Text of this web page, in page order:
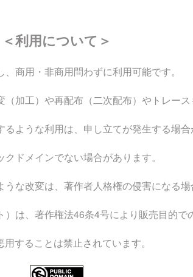
＜利用について＞
商用・非商用問わずに利用可能です。
加工）や再配布（二次配布）やトレース
ような利用は、申し立てが発生する場合
ドメインでない場合があります。
な改変は、著作者人格権の侵害になる場
は、著作権法46条4号により販売目的で
することは禁止されています。